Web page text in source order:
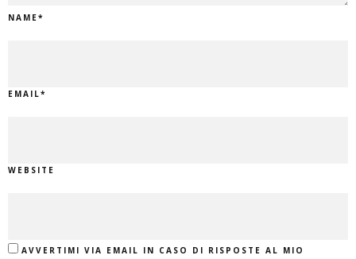
NAME*
EMAIL*
WEBSITE
AVVERTIMI VIA EMAIL IN CASO DI RISPOSTE AL MIO